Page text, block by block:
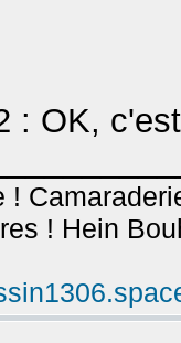
: OK,
!
! Hein